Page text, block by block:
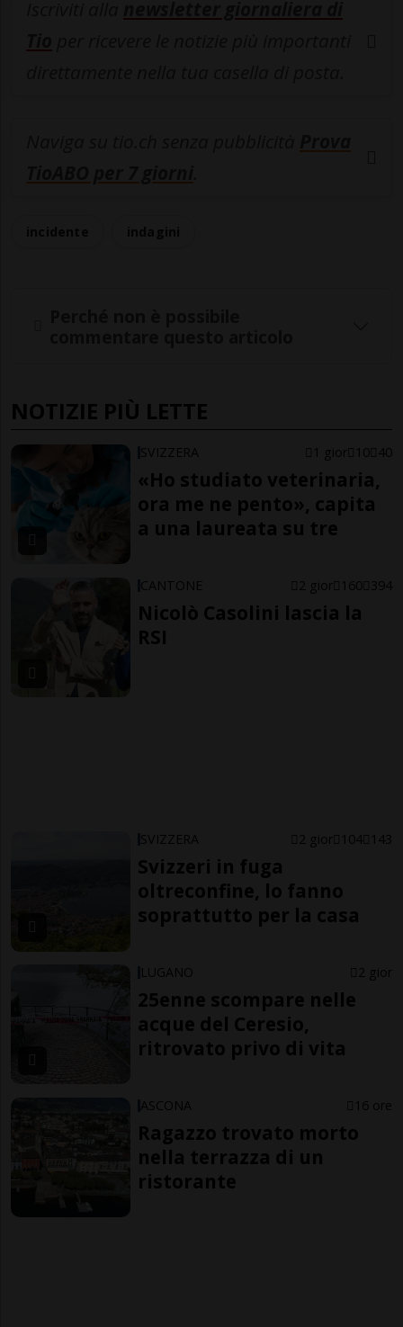
NOTIZIE PIÙ LETTE
SVIZZERA 1 gior 10 40
«Ho studiato veterinaria,
ora me ne pento», capita
a una laureata su tre
CANTONE 2 gior 160 394
Nicolò Casolini lascia la
RSI
SVIZZERA 2 gior 104 143
Svizzeri in fuga
oltreconfine, lo fanno
soprattutto per la casa
LUGANO 2 gior
25enne scompare nelle
acque del Ceresio,
ritrovato privo di vita
ASCONA 16 ore
Ragazzo trovato morto
nella terrazza di un
ristorante